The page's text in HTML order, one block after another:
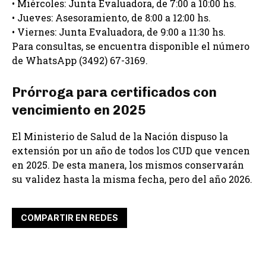
• Miércoles: Junta Evaluadora, de 7:00 a 10:00 hs.
• Jueves: Asesoramiento, de 8:00 a 12:00 hs.
• Viernes: Junta Evaluadora, de 9:00 a 11:30 hs.
Para consultas, se encuentra disponible el número
de WhatsApp (3492) 67-3169.
Prórroga para certificados con
vencimiento en 2025
El Ministerio de Salud de la Nación dispuso la
extensión por un año de todos los CUD que vencen
en 2025. De esta manera, los mismos conservarán
su validez hasta la misma fecha, pero del año 2026.
COMPARTIR EN REDES